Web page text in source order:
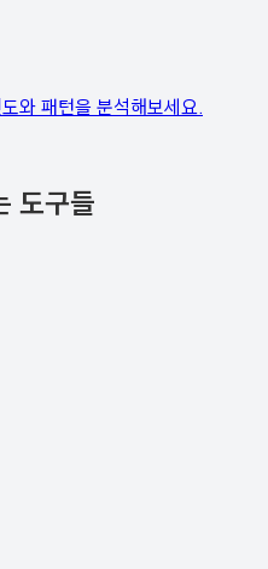
와 패턴을 분석해보세요.
도구들